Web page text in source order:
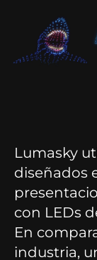
Lumasky
diseñados
con LEDs
En
industria,